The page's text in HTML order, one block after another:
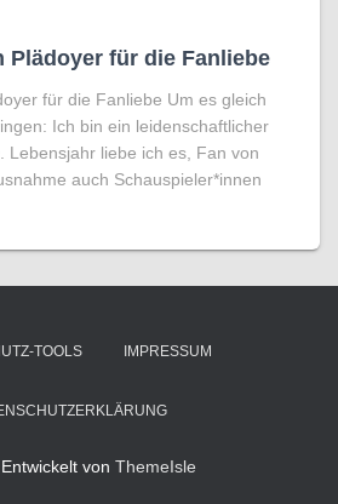
Plädoyer für die Fanliebe
für die Fanliebe Um es gleich
Ich bin ein leidenschaftlicher
Lebensjahr liebe ich es, Fan von
auch Schauspieler*innen
TOOLS IMPRESSUM
von ThemeIsle